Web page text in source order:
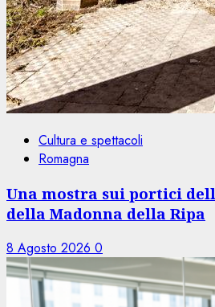
Cultura e spettacoli
Romagna
Una mostra sui portici
della Madonna della Ripa
8 Agosto 2026 0